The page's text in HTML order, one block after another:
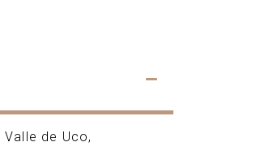
de Uco,